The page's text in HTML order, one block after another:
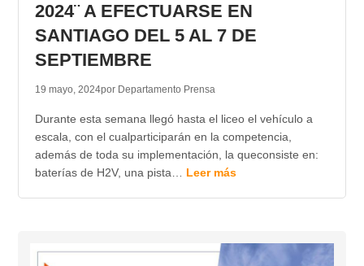
2024¨ A EFECTUARSE EN
SANTIAGO DEL 5 AL 7 DE
SEPTIEMBRE
19 mayo, 2024por Departamento Prensa
Durante esta semana llegó hasta el liceo el vehículo a
escala, con el cualparticiparán en la competencia,
además de toda su implementación, la queconsiste en:
baterías de H2V, una pista… Leer más